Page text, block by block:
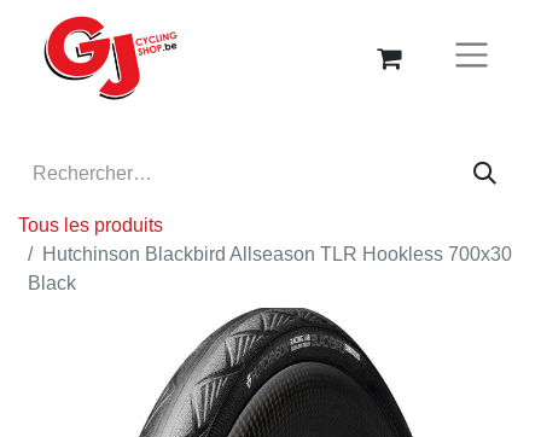
Tous les produits
Hutchinson Blackbird Allseason TLR Hookless 700x30
Black